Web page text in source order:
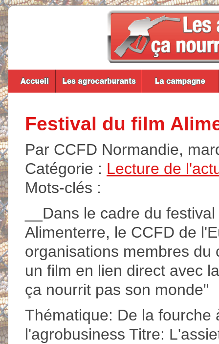
Festival du film
Par CCFD Normandie,
Catégorie : Lecture de
Mots-clés :
__Dans le cadre du
Alimenterre, le CCFD de
organisations membres du
un film en lien direct avec
ça nourrit pas son monde"
Thématique: De la fourche
l'agrobusiness Titre: